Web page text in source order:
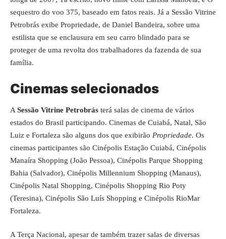
sequestro do voo 375, baseado em fatos reais. Já a Sessão Vitrine
Petrobrás exibe Propriedade, de Daniel Bandeira, sobre uma
estilista que se enclausura em seu carro blindado para se
proteger de uma revolta dos trabalhadores da fazenda de sua
família.
Cinemas selecionados
A Sessão Vitrine Petrobrás terá salas de cinema de vários
estados do Brasil participando. Cinemas de Cuiabá, Natal, São
Luiz e Fortaleza são alguns dos que exibirão Propriedade. Os
cinemas participantes são Cinépolis Estação Cuiabá, Cinépolis
Manaíra Shopping (João Pessoa), Cinépolis Parque Shopping
Bahia (Salvador), Cinépolis Millennium Shopping (Manaus),
Cinépolis Natal Shopping, Cinépolis Shopping Rio Poty
(Teresina), Cinépolis São Luís Shopping e Cinépolis RioMar
Fortaleza.
A Terça Nacional, apesar de também trazer salas de diversas